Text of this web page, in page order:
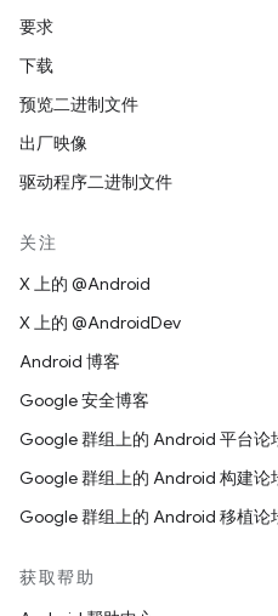
要求
下载
预览二进制文件
出厂映像
驱动程序二进制文件
关注
X 上的 @Android
X 上的 @AndroidDev
Android 博客
Google 安全博客
Google 群组上的 Android 平台论
Google 群组上的 Android 构建论
Google 群组上的 Android 移植论
获取帮助